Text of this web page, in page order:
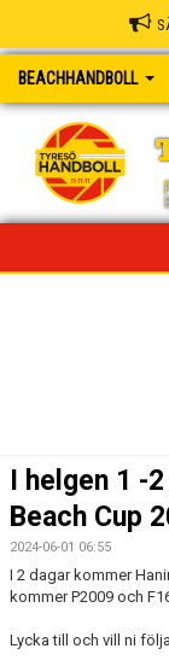
BEACHHANDBOLL
VERKSAMHETS
REGLER
TEKNIK VIDEO
DOMARTECKEN
I helgen 1 -
Beach Cup
2024-06-01 06:55
I 2 dagar kommer
kommer P2009 och
Lycka till och vill ni